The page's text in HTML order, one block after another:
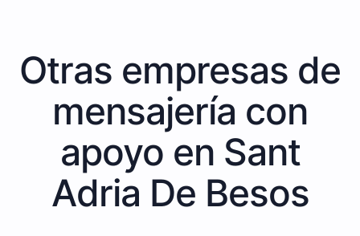
Otras empresas de
mensajería con
apoyo en Sant
Adria De Besos